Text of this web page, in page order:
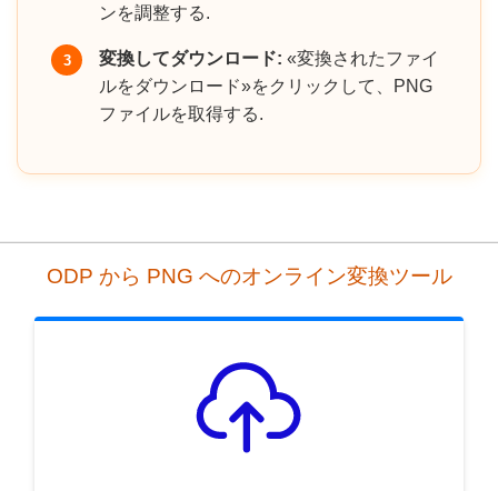
ンを調整する.
3 変換してダウンロード: «変換されたファイ
ルをダウンロード»をクリックして、PNG
ファイルを取得する.
ODP から PNG へのオンライン変換ツール